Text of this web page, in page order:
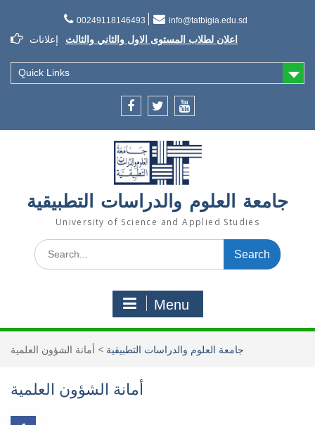
content
00249118146493 info@tatbigia.edu.sd
إعلانات
اعلان لطلاب المستوى الاول والثاني والثالث
Quick Links
جامعة العلوم والدراسات التطبيقية
University of Science and Applied Studies
Search
for:
Menu
جامعة العلوم والدراسات التطبيقية > أمانة الشؤون العلمية
أمانة الشؤون العلمية